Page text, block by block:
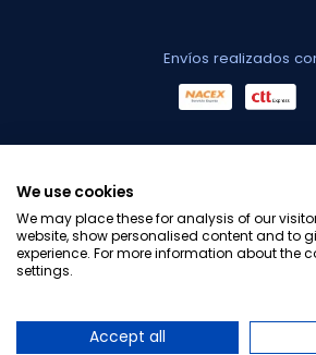
Envíos realizados
We use cookies
We may place these for analysis of our
website, show personalised content and to
experience. For more information about the
settings.
Accept all